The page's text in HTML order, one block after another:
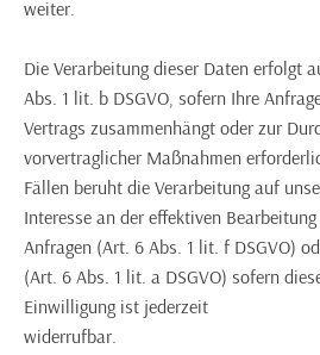
weiter.
Die Verarbeitung dieser Daten erfolgt
Abs. 1 lit. b DSGVO, sofern Ihre
Vertrags zusammenhängt oder zur
vorvertraglicher Maßnahmen
Fällen beruht die Verarbeitung auf
Interesse an der effektiven
Anfragen (Art. 6 Abs. 1 lit. f DSGVO)
(Art. 6 Abs. 1 lit. a DSGVO) sofern
Einwilligung ist jederzeit
widerrufbar.